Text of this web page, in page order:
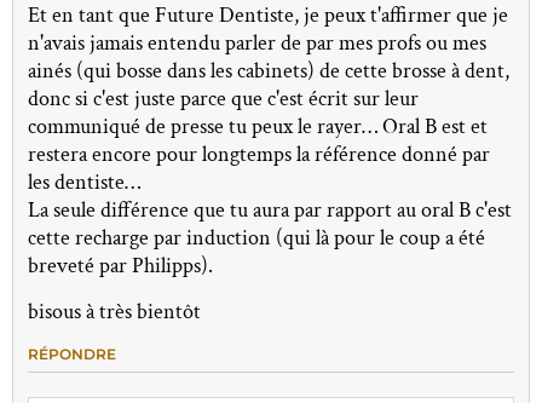
Et en tant que Future Dentiste, je peux t'affirmer que je
n'avais jamais entendu parler de par mes profs ou mes
ainés (qui bosse dans les cabinets) de cette brosse à dent,
donc si c'est juste parce que c'est écrit sur leur
communiqué de presse tu peux le rayer… Oral B est et
restera encore pour longtemps la référence donné par
les dentiste…
La seule différence que tu aura par rapport au oral B c'est
cette recharge par induction (qui là pour le coup a été
breveté par Philipps).
bisous à très bientôt
RÉPONDRE